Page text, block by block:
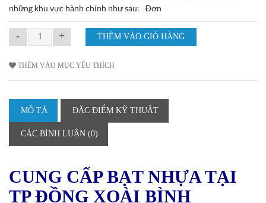
những khu vực hành chính như sau: Ðơn
- +
THÊM VÀO MỤC YÊU THÍCH
MÔ TẢ ĐẶC ĐIỂM KỸ THUẬT
CÁC BÌNH LUẬN (0)
CUNG CẤP BẠT NHỰA TẠI
TP ĐỒNG XOÀI BÌNH